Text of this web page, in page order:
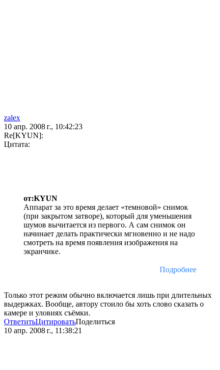
zalex
10 апр. 2008 г., 10:42:23
Re[KYUN]:
Цитата:
от:KYUN
Аппарат за это время делает «темновой» снимок
(при закрытом затворе), который для уменьшения
шумов вычитается из первого. А сам снимок он
начинает делать практически мгновенно и не надо
смотреть на время появления изображения на
экранчике.
Подробнее
Только этот режим обычно включается лишь при длительных
выдержках. Вообще, автору стоило бы хоть слово сказать о
камере и уловиях съёмки.
ОтветитьЦитироватьПоделиться
10 апр. 2008 г., 11:38:21